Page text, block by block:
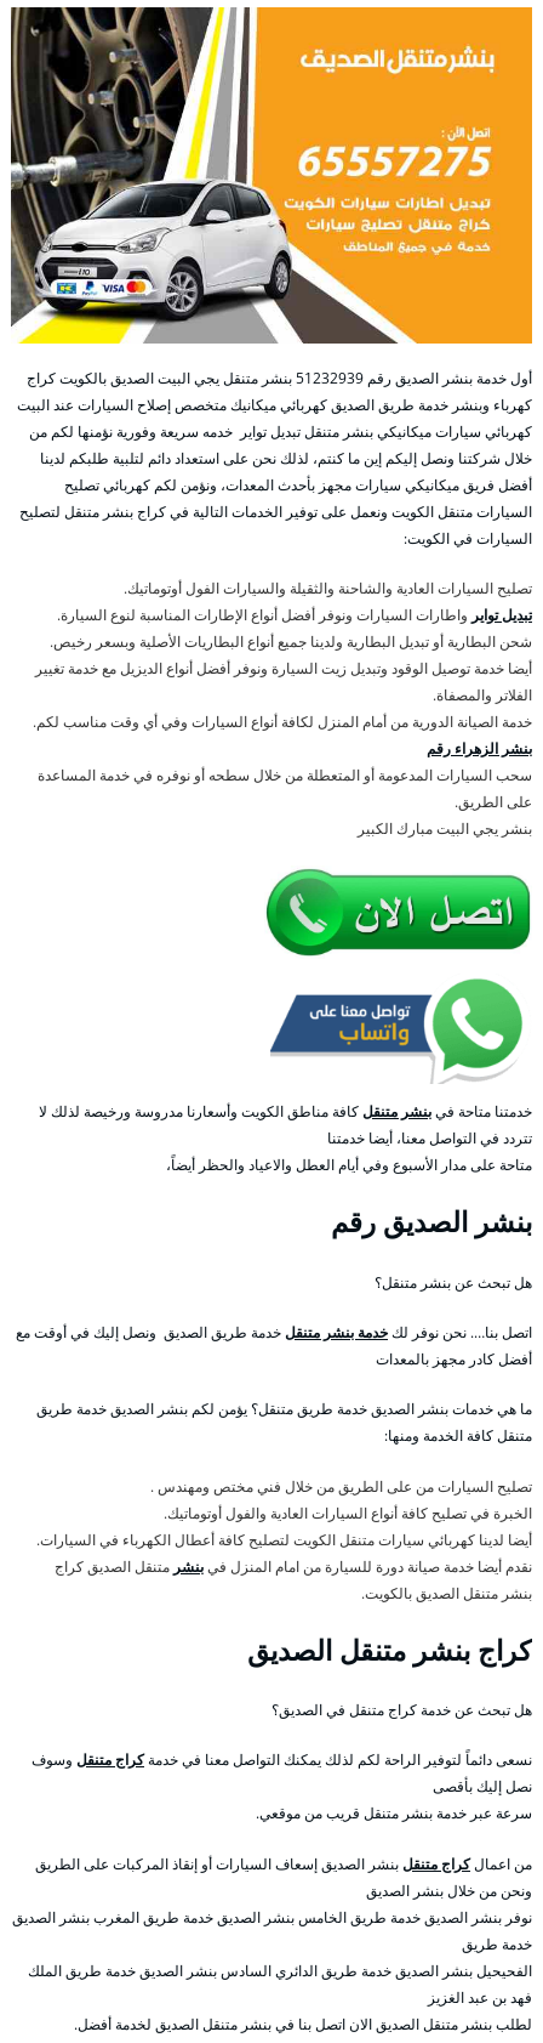
أول خدمة بنشر الصديق رقم 51232939‬ بنشر متنقل يجي البيت الصديق بالكويت كراج
كهرباء وبنشر خدمة طريق الصديق كهربائي ميكانيك متخصص إصلاح السيارات عند البيت
كهربائي سيارات ميكانيكي بنشر متنقل تبديل تواير خدمه سريعة وفورية نؤمنها لكم من
خلال شركتنا ونصل إليكم إين ما كنتم، لذلك نحن على استعداد دائم لتلبية طلبكم لدينا
أفضل فريق ميكانيكي سيارات مجهز بأحدث المعدات، ونؤمن لكم كهربائي تصليح
السيارات متنقل الكويت ونعمل على توفير الخدمات التالية في كراج بنشر متنقل لتصليح
السيارات في الكويت:
تصليح السيارات العادية والشاحنة والثقيلة والسيارات الفول أوتوماتيك.
تبديل تواير واطارات السيارات ونوفر أفضل أنواع الإطارات المناسبة لنوع السيارة.
شحن البطارية أو تبديل البطارية ولدينا جميع أنواع البطاريات الأصلية وبسعر رخيص.
أيضا خدمة توصيل الوقود وتبديل زيت السيارة ونوفر أفضل أنواع الديزيل مع خدمة تغيير
الفلاتر والمصفاة.
خدمة الصيانة الدورية من أمام المنزل لكافة أنواع السيارات وفي أي وقت مناسب لكم.
بنشر الزهراء رقم
سحب السيارات المدعومة أو المتعطلة من خلال سطحه أو نوفره في خدمة المساعدة
على الطريق.
بنشر يجي البيت مبارك الكبير
خدمتنا متاحة فيبنشر متنقلكافة مناطق الكويت وأسعارنا مدروسة ورخيصة لذلك لا
تتردد في التواصل معنا، أيضا خدمتنا
متاحة على مدار الأسبوع وفي أيام العطل والاعياد والحظر أيضاً،
بنشر الصديق رقم
هل تبحث عن بنشر متنقل؟
اتصل بنا…. نحن نوفر لكخدمة بنشر متنقلخدمة طريق الصديق ونصل إليك في أوقت مع
أفضل كادر مجهز بالمعدات
ما هي خدمات بنشر الصديق خدمة طريق متنقل؟ يؤمن لكم بنشر الصديق خدمة طريق
متنقل كافة الخدمة ومنها:
تصليح السيارات من على الطريق من خلال فني مختص ومهندس .
الخبرة في تصليح كافة أنواع السيارات العادية والفول أوتوماتيك.
أيضا لدينا كهربائي سيارات متنقل الكويت لتصليح كافة أعطال الكهرباء في السيارات.
نقدم أيضا خدمة صيانة دورة للسيارة من امام المنزل فيبنشر متنقل الصديق كراج
بنشر متنقل الصديق بالكويت.
كراج بنشر متنقل الصديق
هل تبحث عن خدمة كراج متنقل في الصديق؟
نسعى دائماً لتوفير الراحة لكم لذلك يمكنك التواصل معنا في خدمةكراج متنقل وسوف
نصل إليك بأقصى
سرعة عبر خدمة بنشر متنقل قريب من موقعي.
من اعمالكراج متنقلبنشر الصديق إسعاف السيارات أو إنقاذ المركبات على الطريق
ونحن من خلال بنشر الصديق
نوفر بنشر الصديق خدمة طريق الخامس بنشر الصديق خدمة طريق المغرب بنشر الصديق
خدمة طريق
الفحيحيل بنشر الصديق خدمة طريق الدائري السادس بنشر الصديق خدمة طريق الملك
فهد بن عبد الغزيز
لطلب بنشر متنقل الصديق الان اتصل بنا في بنشر متنقل الصديق لخدمة أفضل.